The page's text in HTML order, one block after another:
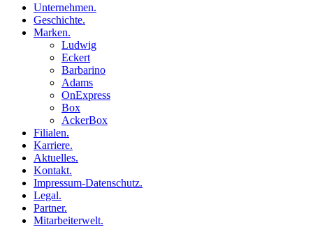
Unternehmen.
Geschichte.
Marken.
Ludwig
Eckert
Barbarino
Adams
OnExpress
Box
AckerBox
Filialen.
Karriere.
Aktuelles.
Kontakt.
Impressum-Datenschutz.
Legal.
Partner.
Mitarbeiterwelt.